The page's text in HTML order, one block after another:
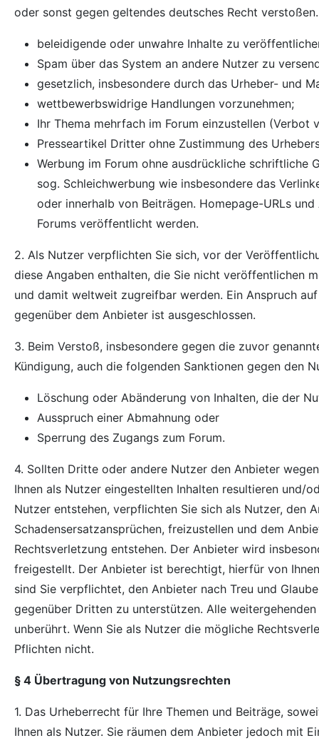
oder sonst gegen geltendes deutsches Recht
beleidigende oder unwahre Inhalte zu
Spam über das System an andere Nutzer zu
gesetzlich, insbesondere durch das Urheber- und
wettbewerbswidrige Handlungen vorzunehmen;
Ihr Thema mehrfach im Forum einzustellen (Verbot
Presseartikel Dritter ohne Zustimmung des
Werbung im Forum ohne ausdrückliche schriftliche
sog. Schleichwerbung wie insbesondere das
oder innerhalb von Beiträgen. Homepage-URLs
Forums veröffentlicht werden.
2. Als Nutzer verpflichten Sie sich, vor der
diese Angaben enthalten, die Sie nicht veröffentlichen
und damit weltweit zugreifbar werden. Ein Anspruch
gegenüber dem Anbieter ist ausgeschlossen.
3. Beim Verstoß, insbesondere gegen die zuvor
Kündigung, auch die folgenden Sanktionen gegen den
Löschung oder Abänderung von Inhalten, die der
Ausspruch einer Abmahnung oder
Sperrung des Zugangs zum Forum.
4. Sollten Dritte oder andere Nutzer den Anbieter
Ihnen als Nutzer eingestellten Inhalten resultieren und/
Nutzer entstehen, verpflichten Sie sich als Nutzer, den
Schadensersatzansprüchen, freizustellen und dem
Rechtsverletzung entstehen. Der Anbieter wird
freigestellt. Der Anbieter ist berechtigt, hierfür von
sind Sie verpflichtet, den Anbieter nach Treu und
gegenüber Dritten zu unterstützen. Alle
unberührt. Wenn Sie als Nutzer die mögliche
Pflichten nicht.
§ 4 Übertragung von Nutzungsrechten
1. Das Urheberrecht für Ihre Themen und Beiträge,
Ihnen als Nutzer. Sie räumen dem Anbieter jedoch mit